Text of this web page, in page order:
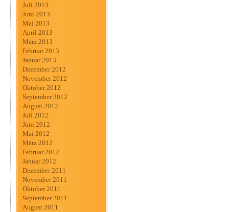
Juli 2013
Juni 2013
Mai 2013
April 2013
März 2013
Februar 2013
Januar 2013
Dezember 2012
November 2012
Oktober 2012
September 2012
August 2012
Juli 2012
Juni 2012
Mai 2012
März 2012
Februar 2012
Januar 2012
Dezember 2011
November 2011
Oktober 2011
September 2011
August 2011